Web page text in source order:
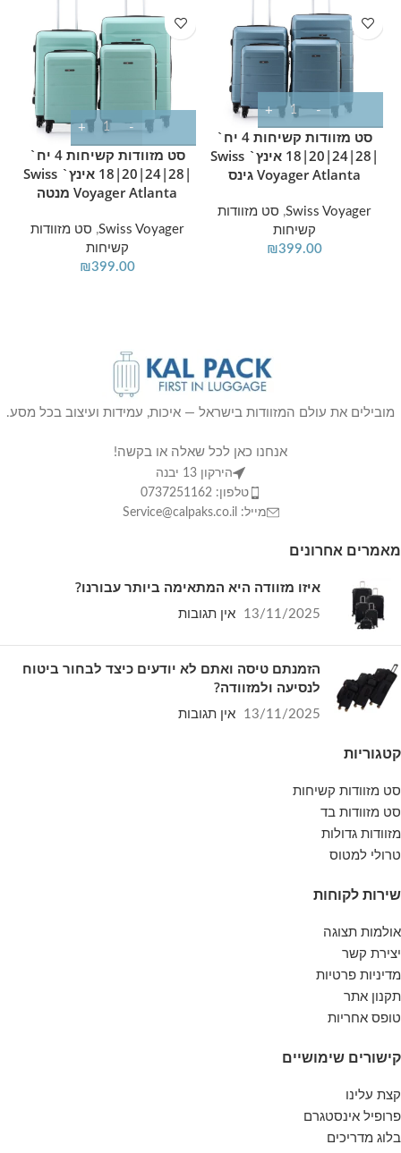
סט מזוודות קשיחות 4 יח`
|28|24|20|18 אינץ` Swiss
Voyager Atlanta גינס
Swiss Voyager
, סט מזוודות
קשיחות
₪399.00
סט מזוודות קשיחות 4 יח`
|28|24|20|18 אינץ` Swiss
Voyager Atlanta מנטה
Swiss Voyager
, סט מזוודות
קשיחות
₪399.00
מובילים את עולם המזוודות בישראל — איכות, עמידות ועיצוב בכל מסע.
אנחנו כאן לכל שאלה או בקשה!
הירקון 13 יבנה
טלפון: 0737251162
מייל: Service@calpaks.co.il
מאמרים אחרונים
איזו מזוודה היא המתאימה ביותר עבורנו?
13/11/2025 אין תגובות
הזמנתם טיסה ואתם לא יודעים כיצד לבחור ביטוח
לנסיעה ולמזוודה?
13/11/2025 אין תגובות
קטגוריות
סט מזוודות קשיחות
סט מזוודות בד
מזוודות גדולות
טרולי למטוס
שירות לקוחות
אולמות תצוגה
יצירת קשר
מדיניות פרטיות
תקנון אתר
טופס אחריות
קישורים שימושיים
קצת עלינו
פרופיל אינסטגרם
בלוג מדריכים